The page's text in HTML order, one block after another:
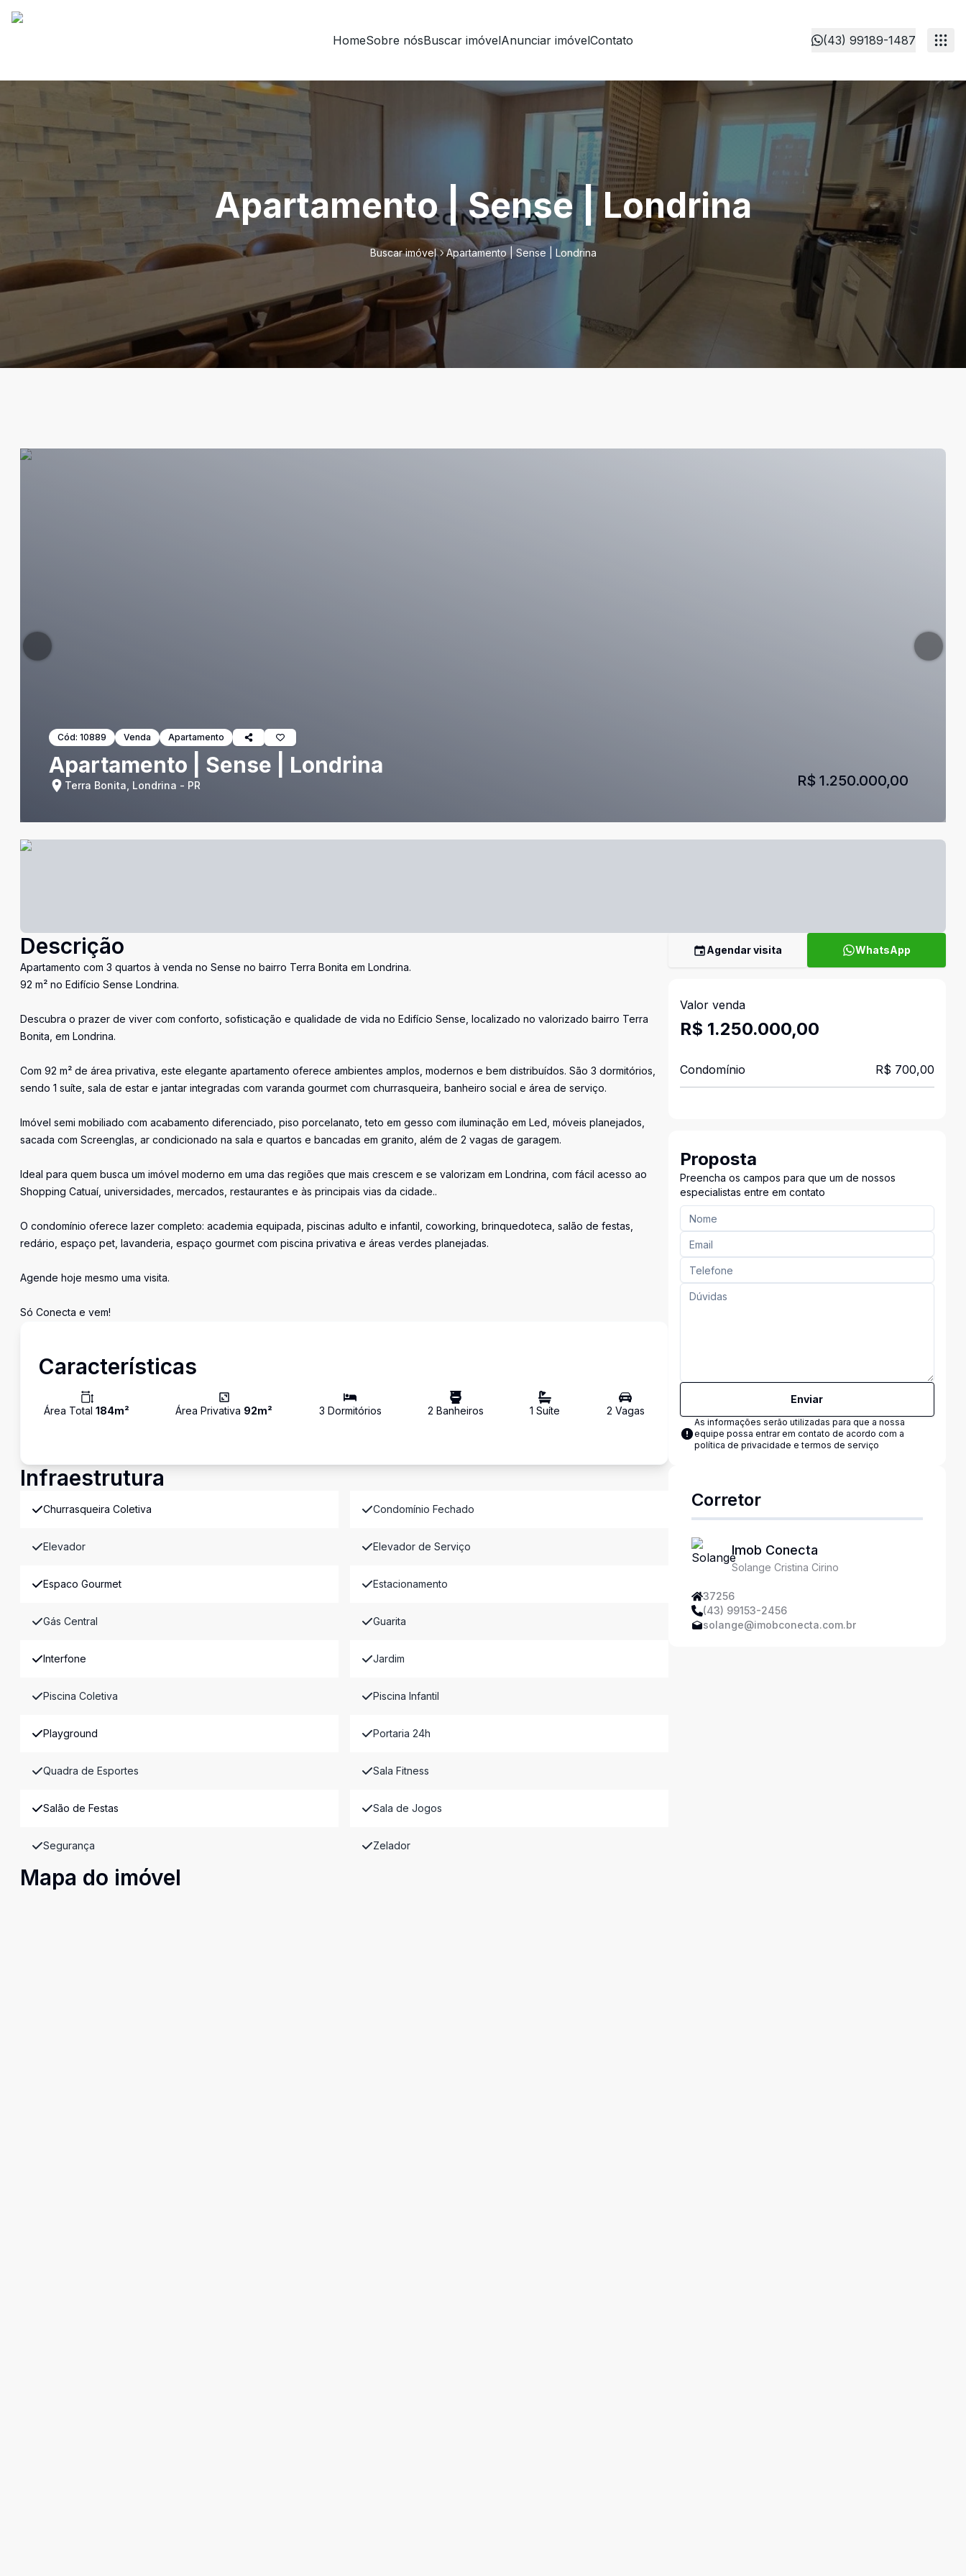
HomeSobre nósBuscar imóvelAnunciar imóvelContato (43) 99189-1487
Apartamento | Sense | Londrina
Buscar imóvel Apartamento | Sense | Londrina
Cód: 10889 Venda Apartamento
Apartamento | Sense | Londrina
Terra Bonita, Londrina - PR R$ 1.250.000,00
Descrição
Apartamento com 3 quartos à venda no Sense no bairro Terra Bonita em Londrina.
92 m² no Edifício Sense Londrina.
Descubra o prazer de viver com conforto, sofisticação e qualidade de vida no Edifício Sense, localizado no valorizado bairro Terra
Bonita, em Londrina.
Com 92 m² de área privativa, este elegante apartamento oferece ambientes amplos, modernos e bem distribuídos. São 3 dormitórios,
sendo 1 suíte, sala de estar e jantar integradas com varanda gourmet com churrasqueira, banheiro social e área de serviço.
Imóvel semi mobiliado com acabamento diferenciado, piso porcelanato, teto em gesso com iluminação em Led, móveis planejados,
sacada com Screenglas, ar condicionado na sala e quartos e bancadas em granito, além de 2 vagas de garagem.
Ideal para quem busca um imóvel moderno em uma das regiões que mais crescem e se valorizam em Londrina, com fácil acesso ao
Shopping Catuaí, universidades, mercados, restaurantes e às principais vias da cidade..
O condomínio oferece lazer completo: academia equipada, piscinas adulto e infantil, coworking, brinquedoteca, salão de festas,
redário, espaço pet, lavanderia, espaço gourmet com piscina privativa e áreas verdes planejadas.
Agende hoje mesmo uma visita.
Só Conecta e vem!
Características
Área Total 184m² Área Privativa 92m² 3 Dormitórios 2 Banheiros 1 Suíte 2 Vagas
Infraestrutura
Churrasqueira Coletiva Condomínio Fechado
Elevador Elevador de Serviço
Espaco Gourmet Estacionamento
Gás Central Guarita
Interfone Jardim
Piscina Coletiva Piscina Infantil
Playground Portaria 24h
Quadra de Esportes Sala Fitness
Salão de Festas Sala de Jogos
Segurança Zelador
Mapa do imóvel
Agendar visita WhatsApp
Valor venda
R$ 1.250.000,00
Condomínio R$ 700,00
Proposta
Preencha os campos para que um de nossos
especialistas entre em contato
Enviar
As informações serão utilizadas para que a nossa
equipe possa entrar em contato de acordo com a
política de privacidade e termos de serviço
Corretor
Imob Conecta
Solange Cristina Cirino
37256
(43) 99153-2456
solange@imobconecta.com.br